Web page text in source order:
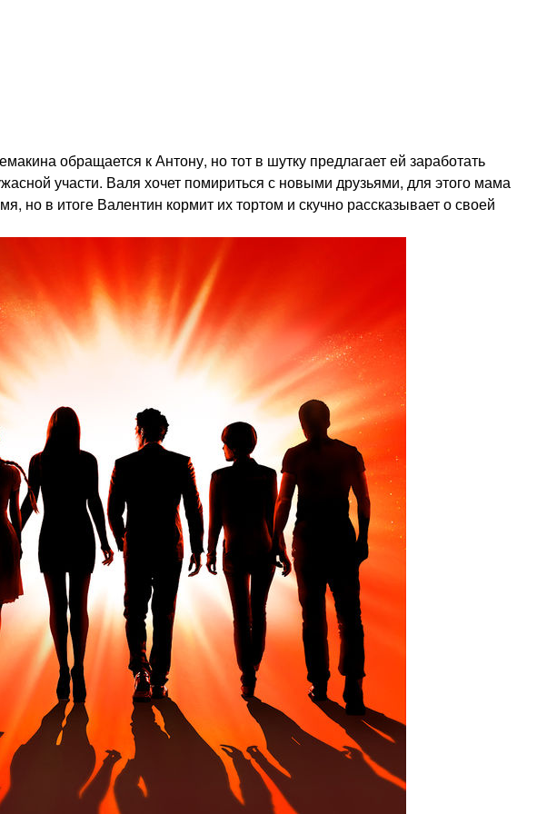
обращается к Антону, но тот в шутку предлагает ей заработать
участи. Валя хочет помириться с новыми друзьями, для этого мама
но в итоге Валентин кормит их тортом и скучно рассказывает о своей